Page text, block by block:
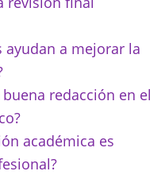
ayudan a mejorar la
redacción en el
académica es